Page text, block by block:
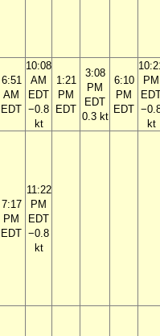
6:51
AM
EDT
10:08
AM
EDT
−0.8
kt
1:21
PM
EDT
3:08
PM
EDT
0.3 kt
6:10
PM
EDT
PM
kt
7:17
PM
EDT
11:22
PM
EDT
−0.8
kt